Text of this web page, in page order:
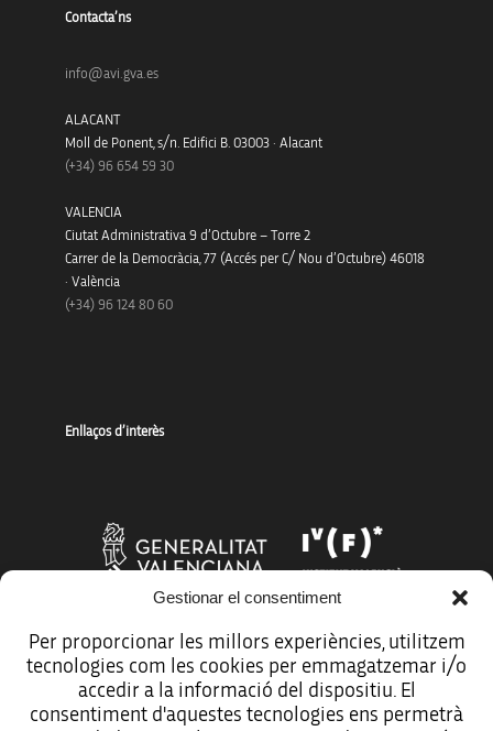
Gestionar el consentiment
Per proporcionar les millors experiències, utilitzem
tecnologies com les cookies per emmagatzemar i/o
accedir a la informació del dispositiu. El
consentiment d'aquestes tecnologies ens permetrà
Contacta’ns
info@avi.gva.es
ALACANT
Moll de Ponent, s/n. Edifici B. 03003 · Alacant
(+34) 96 654 59 30
VALENCIA
Ciutat Administrativa 9 d’Octubre – Torre 2
Carrer de la Democràcia, 77 (Accés per C/ Nou d’Octubre) 46018
· València
(+34) 96 124 80 60
Enllaços d’interès
Més organismes de suport a la innovació